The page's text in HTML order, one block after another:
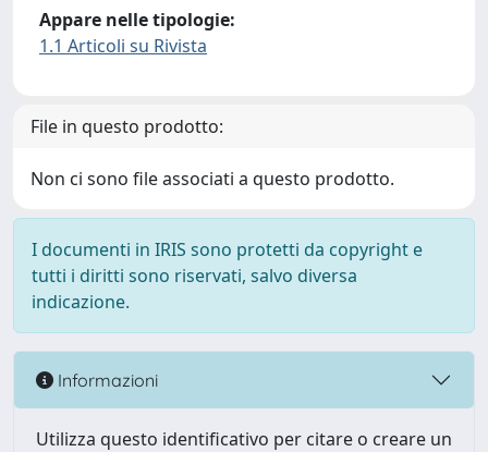
Appare nelle tipologie:
1.1 Articoli su Rivista
File in questo prodotto:
Non ci sono file associati a questo prodotto.
I documenti in IRIS sono protetti da copyright e
tutti i diritti sono riservati, salvo diversa
indicazione.
Informazioni
Utilizza questo identificativo per citare o creare un